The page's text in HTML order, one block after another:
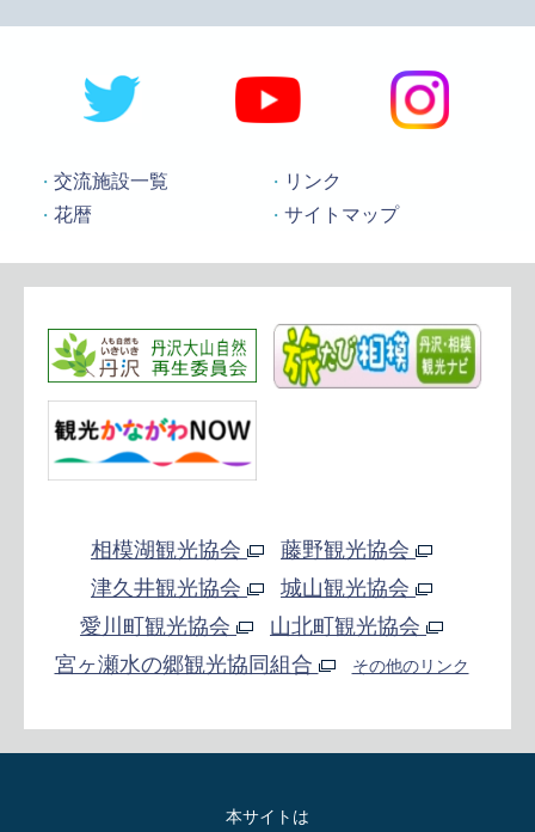
交流施設一覧
リンク
花暦
サイトマップ
相模湖観光協会
藤野観光協会
津久井観光協会
城山観光協会
愛川町観光協会
山北町観光協会
宮ヶ瀬水の郷観光協同組合
その他のリンク
本サイトは